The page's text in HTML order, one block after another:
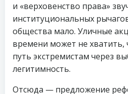
и «верховенство права»
институциональных
общества мало. Уличные
времени может не хватить,
путь экстремистам через
легитимность.
Отсюда — предложение